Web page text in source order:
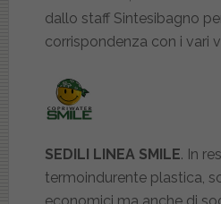
dallo staff Sintesibagno
corrispondenza con i vari
SEDILI LINEA SMILE. In
termoindurente plastica,